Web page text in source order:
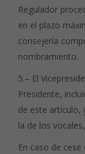
Regulador
en el plazo
consejería
nombramiento.
5.– El
Presidente,
de este artículo,
la de los
En caso de